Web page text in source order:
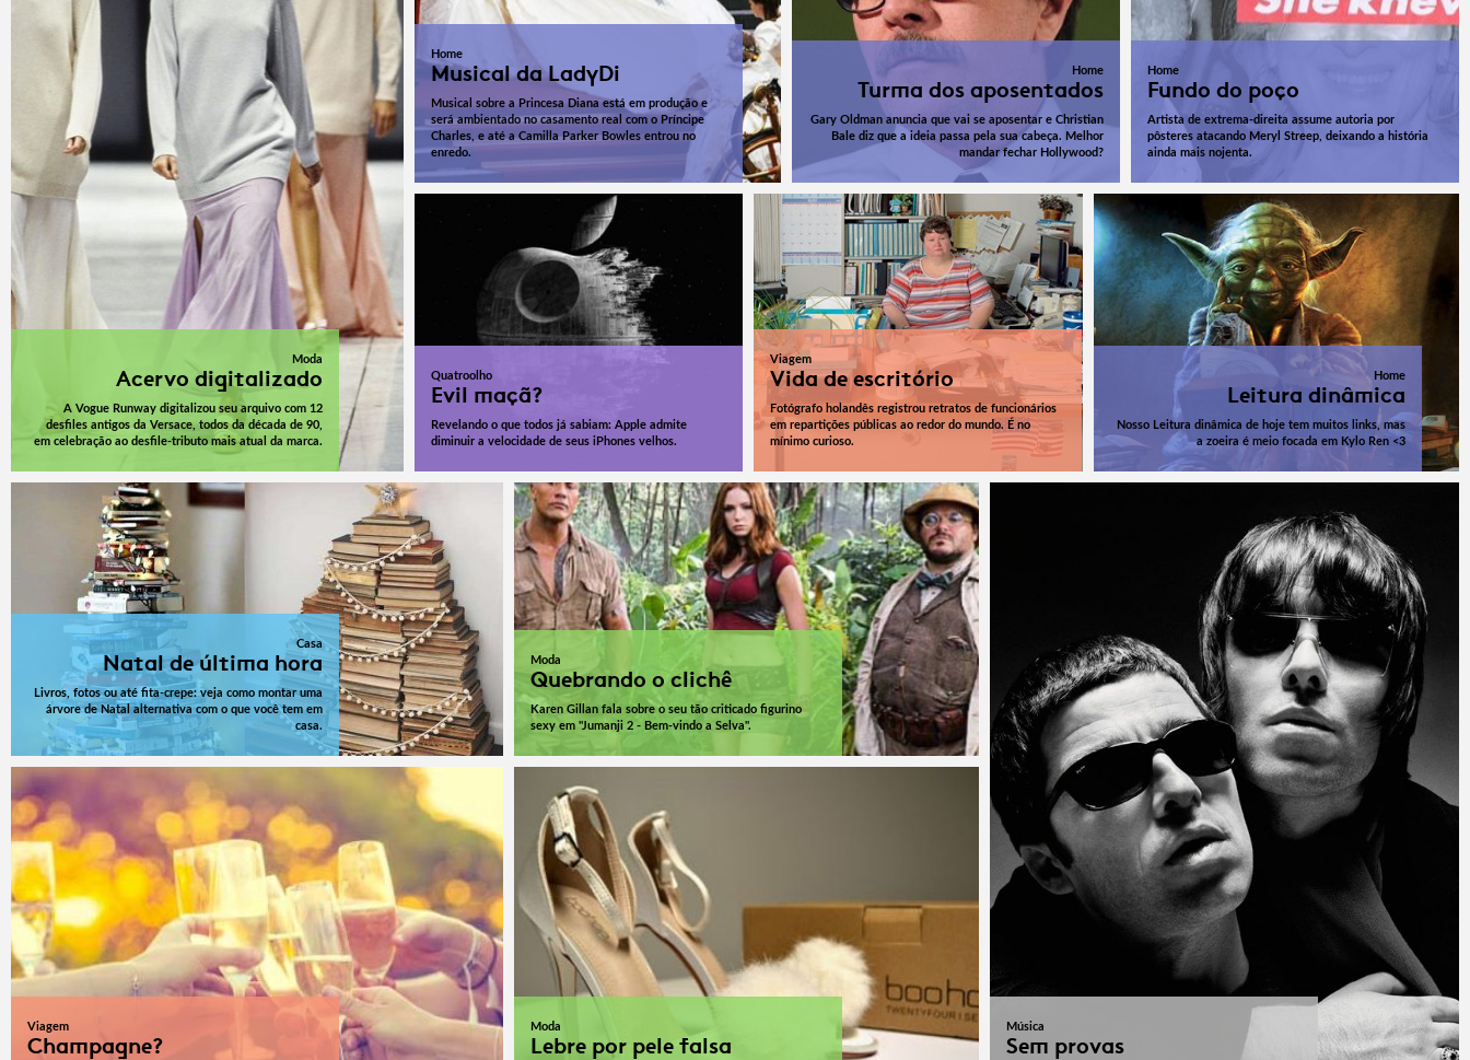
Home
Musical da LadyDi
Musical sobre a Princesa Diana está em produção e
será ambientado no casamento real com o Príncipe
Charles, e até a Camilla Parker Bowles entrou no
enredo.
Home
Turma dos aposentados
Gary Oldman anuncia que vai se aposentar e Christian
Bale diz que a ideia passa pela sua cabeça. Melhor
mandar fechar Hollywood?
Home
Fundo do poço
Artista de extrema-direita assume autoria por
pôsteres atacando Meryl Streep, deixando a história
ainda mais nojenta.
Quatroolho
Evil maçã?
Revelando o que todos já sabiam: Apple admite
diminuir a velocidade de seus iPhones velhos.
Viagem
Vida de escritório
Fotógrafo holandês registrou retratos de funcionários
em repartições públicas ao redor do mundo. É no
mínimo curioso.
Home
Leitura dinâmica
Nosso Leitura dinâmica de hoje tem muitos links, mas
a zoeira é meio focada em Kylo Ren <3
Moda
Acervo digitalizado
A Vogue Runway digitalizou seu arquivo com 12
desfiles antigos da Versace, todos da década de 90,
em celebração ao desfile-tributo mais atual da marca.
Casa
Natal de última hora
Livros, fotos ou até fita-crepe: veja como montar uma
árvore de Natal alternativa com o que você tem em
casa.
Moda
Quebrando o clichê
Karen Gillan fala sobre o seu tão criticado figurino
sexy em "Jumanji 2 - Bem-vindo a Selva".
Viagem
Champagne?
Moda
Lebre por pele falsa
Música
Sem provas